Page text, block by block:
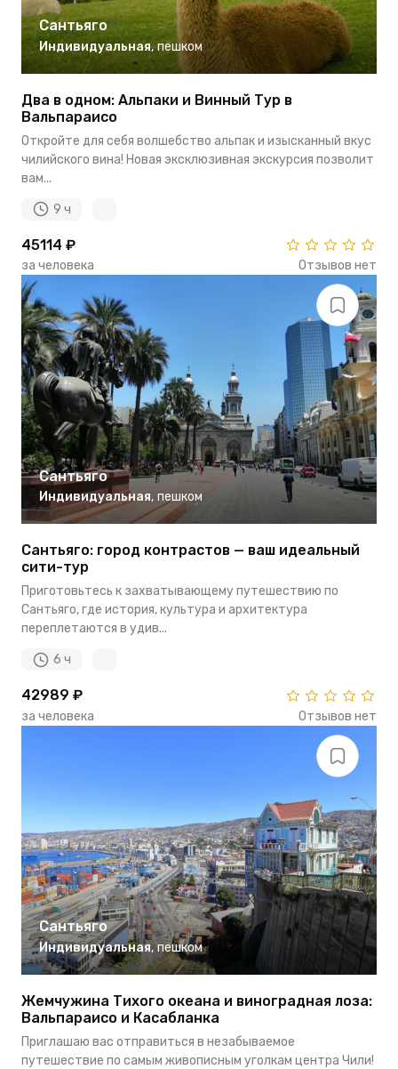
Сантьяго
Индивидуальная, пешком
Два в одном: Альпаки и Винный Тур в
Вальпараисо
Откройте для себя волшебство альпак и изысканный вкус
чилийского вина! Новая эксклюзивная экскурсия позволит
вам...
9 ч
45114 ₽
за человека Отзывов нет
Сантьяго
Индивидуальная, пешком
Сантьяго: город контрастов — ваш идеальный
сити-тур
Приготовьтесь к захватывающему путешествию по
Сантьяго, где история, культура и архитектура
переплетаются в удив...
6 ч
42989 ₽
за человека Отзывов нет
Сантьяго
Индивидуальная, пешком
Жемчужина Тихого океана и виноградная лоза:
Вальпараисо и Касабланка
Приглашаю вас отправиться в незабываемое
путешествие по самым живописным уголкам центра Чили!